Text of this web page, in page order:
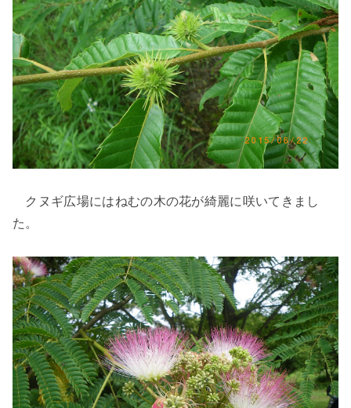
クヌギ広場にはねむの木の花が綺麗に咲いてきまし
た。